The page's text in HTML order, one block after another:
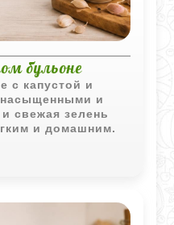
бульоне
с капустой и
и
свежая зелень
и домашним.